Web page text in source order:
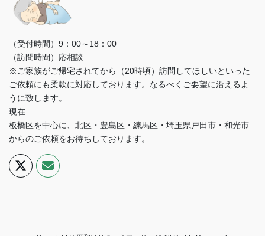
（受付時間）9：00～18：00
（訪問時間）応相談
※ご家族がご帰宅されてから（20時頃）訪問してほしいといった
ご依頼にも柔軟に対応しております。なるべくご要望に沿えるよ
うに致します。
現在
板橋区を中心に、北区・豊島区・練馬区・埼玉県戸田市・和光市
からのご依頼をお待ちしております。